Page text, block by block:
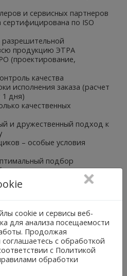
и сервисных партнеров
сертифицирована по ISO
продукцию ЭТРА
(проектирование,
качества
исполнения заказа (расчет
1 дня)
качественных
и дружественный подход к
– особые условия
подбор
современное
организационная
позволяет делать для наших
теплообменник или
полностью
конкретной задаче и
требованиям. Вы
высокотехнологичное
за работу
и спокойны. «В
cookie и сервисы веб-
для анализа посещаемости
Продолжая
с обработкой
с Политикой
обработки